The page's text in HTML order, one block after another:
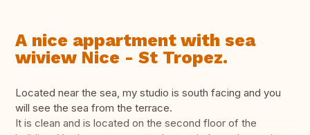
A nice appartment with sea
wiview Nice - St Tropez.
Located near the sea, my studio is south facing and you
will see the sea from the terrace.
It is clean and is located on the second floor of the